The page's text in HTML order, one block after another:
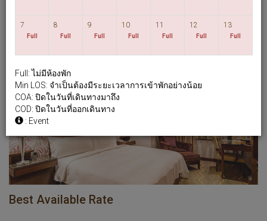
View By: Rooms | Packages
Best Available Rate
7
Full
8
Full
9
Full
10
Full
11
Full
12
Full
13
Full
Full: ไม่มีห้องพัก
Min LOS: จำเป็นต้องมีระยะเวลาการเข้าพักอย่างน้อย
COA: ปิดในวันที่เดินทางมาถึง
COD: ปิดในวันที่ออกเดินทาง
: Event